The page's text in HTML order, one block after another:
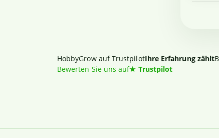
HobbyGrow auf TrustpilotIhre Erfahrung zählt
Bewerten Sie uns auf★ Trustpilot